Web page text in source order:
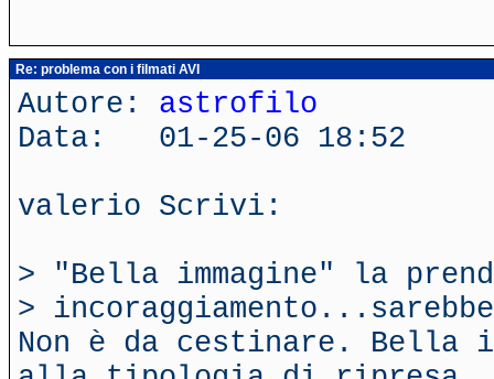
Re: problema con i filmati AVI
Autore: astrofilo
Data: 01-25-06 18:52
valerio Scrivi:
> "Bella immagine" la
>
Non è da cestinare. Bella